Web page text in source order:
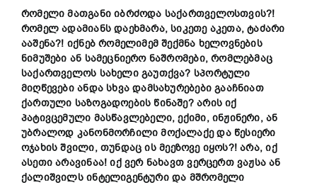
რომელიმათგანიიბრძოდა საქართველოსთვის?!
რომელ ადამიანსდაეხმარა,სიკეთე აკეთა, ტაძარი
ააშენა?! იქნებრომელიმემშექმნა ხელოვნების
ნიმუშები ან სამეცნიერო ნაშრომები,რომლებმაც
საქართველოს სახელი გაუთქვა? სპორტული
მიღწევებიანდასხვადამსახურებებიგააჩნიათ
ქართული საზოგადოების წინაშე?არის იქ
პატივცემული მასწავლებელი,ექიმი, ინჟინერი,ან
უბრალოდ კანონმორჩილიმოქალაქედა წესიერი
ოჯახისშვილი, თუნდაცისმეეზოვე იყოს?!არა,იქ
ასეთიარავინაა!იქ ვერ ნახავთვერცერთ ვაჟსაან
ქალიშვილსინტელიგენტურიდა მშრომელი